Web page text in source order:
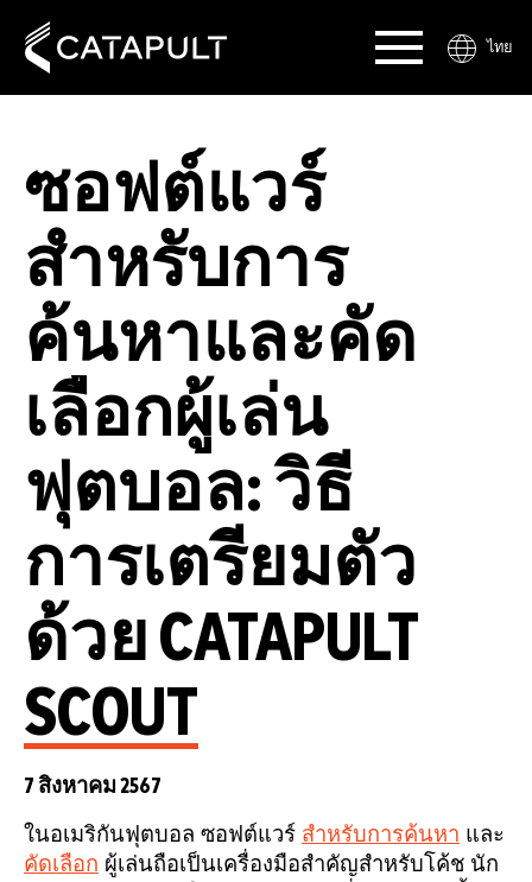
ไทย
ซอฟต์แวร์
สำหรับการ
ค้นหาและคัด
เลือกผู้เล่น
ฟุตบอล: วิธี
การเตรียมตัว
ด้วย CATAPULT
SCOUT
7 สิงหาคม 2567
ในอเมริกันฟุตบอล ซอฟต์แวร์ สำหรับการค้นหา และ
คัดเลือก ผู้เล่นถือเป็นเครื่องมือสำคัญสำหรับโค้ช นัก